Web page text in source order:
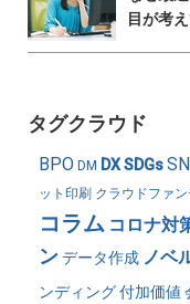
目が考え
タグクラウド
BPO DM DXSDGs
ット印刷 クラウドファ
コラム コロナ対
ンデータ作成 ノベ
ンディング付加価値